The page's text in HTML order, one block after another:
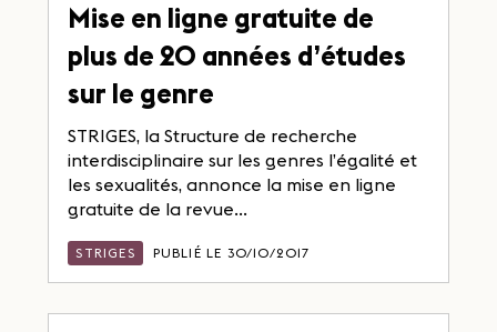
Mise en ligne gratuite de
plus de 20 années d’études
sur le genre
STRIGES, la Structure de recherche
interdisciplinaire sur les genres l’égalité et
les sexualités, annonce la mise en ligne
gratuite de la revue...
STRIGES PUBLIÉ LE 30/10/2017